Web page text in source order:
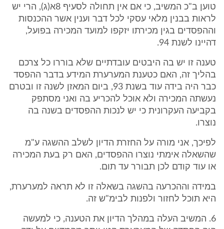
טוען ב"כ המשיב, כי אם אין תחולה לסעיף 8א(ג), הרי יש
לראות בבנין מלאי עסקי לכל דבר וענין אשר ההכנסות
וההפסדים בגין מכירתו יזקפו למועד המכירה בפועל,
דהיינו לשנת 94.
טענה זו יש בה היבטים עובדתיים שלא בוררו כל צרכם
בהליך זה, האם כטענת המערערת המידע בדבר ההפסד
כבר היה בידה עוד בשנת 93, ביום המאזן לשנה זו ובטרם
נעשתה המכירה ולא אוכל להכריע בה ואני מסתפק
בקביעה העקרונית כי יש לנכות ההפסדים בשנה בה
נוצרו.
לפיכך, אני מורה על החזרת הדיון לשלב ההשגה ע"מ
שהשאלה אימתי נוצרו ההפסדים, האם רק בעת המכירה
או עוד קודם לכן תבורר עד תום.
במידה וההכרעה בהשגה בשאלה זו לא תראה למערערת,
היא תוכל לחזור ולפנות לבימ"ש זה.
6. המשיב העלה במהלך הדיון את הטענה, כי למעשה